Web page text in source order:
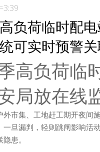
3:39
负荷临时配
可实时预警
高负荷临
局放在线
外市集、工地赶工期开夜
一旦漏判，轻则跳闸影响活
患。